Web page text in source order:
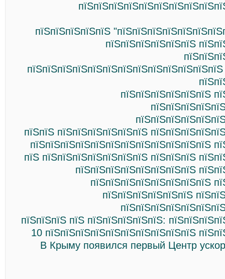
пїЅпїЅпїЅпїЅпїЅ
пїЅпїЅпїЅпїЅпїЅпїЅ
пїЅпїЅпїЅпїЅпїЅпїЅ
пїЅпїЅ пїЅпїЅпїЅпїЅпїЅпїЅ
пїЅпїЅпїЅпїЅпїЅпїЅпїЅпїЅпїЅпїЅпїЅпїЅ
пїЅ пїЅпїЅпїЅпїЅпїЅпїЅпїЅ пїЅпїЅпїЅ
пїЅпїЅпїЅпїЅпїЅпїЅпїЅпїЅ
пїЅпїЅпїЅпїЅпїЅпїЅпїЅпїЅ
пїЅпїЅпїЅпїЅпїЅпїЅ
пїЅпїЅпїЅ пїЅ пїЅпїЅпїЅпїЅпїЅ:
10 пїЅпїЅпїЅпїЅпїЅпїЅпїЅпїЅпїЅпїЅ
В Крыму появился первый Центр